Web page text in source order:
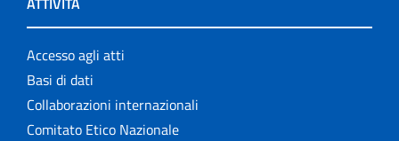
Accesso agli atti
Basi di dati
Collaborazioni internazionali
Comitato Etico Nazionale